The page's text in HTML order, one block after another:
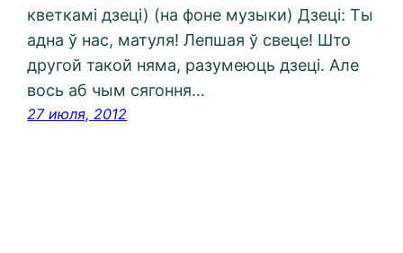
кветкамі дзеці) (на фоне музыки) Дзеці: Ты
адна ў нас, матуля! Лепшая ў свеце! Што
другой такой няма, разумеюць дзеці. Але
вось аб чым сягоння…
27 июля, 2012